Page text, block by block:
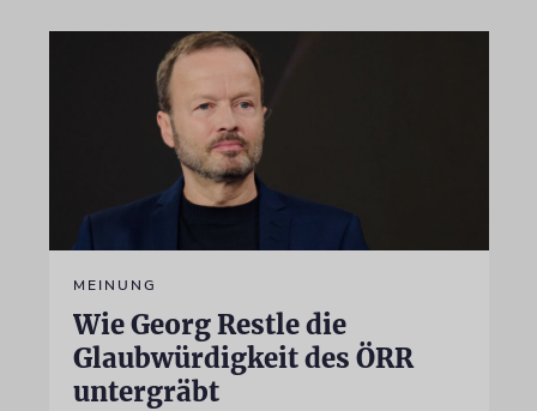
MEINUNG
Wie Georg Restle die
Glaubwürdigkeit des ÖRR
untergräbt